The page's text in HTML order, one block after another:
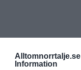
Information